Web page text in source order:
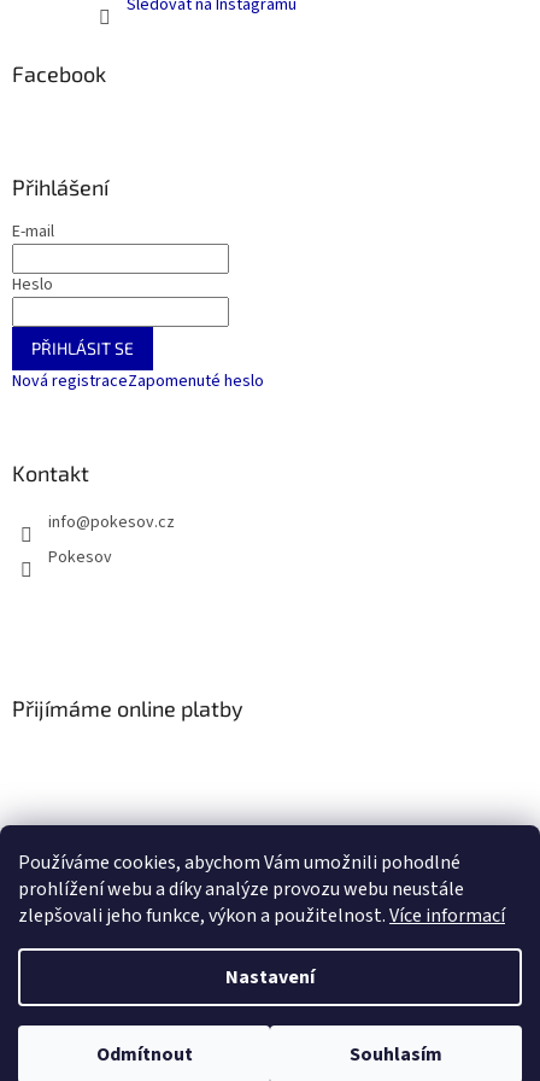
Používáme cookies, abychom Vám umožnili pohodlné
prohlížení webu a díky analýze provozu webu neustále
zlepšovali jeho funkce, výkon a použitelnost.Více informací
Nastavení
Odmítnout Souhlasím
U vybraných produktů může být objednávka množstevně omezena dle
Facebook
Přihlášení
E-mail
Heslo
PŘIHLÁSIT SE
Nová registraceZapomenuté heslo
Kontakt
info@pokesov.cz
Pokesov
Přijímáme online platby
SLOVNÍČEK POJMŮ
Vytvořil Shoptet
Copyright 2026Pokešov s.r.o. . Všechna práva vyhrazena.